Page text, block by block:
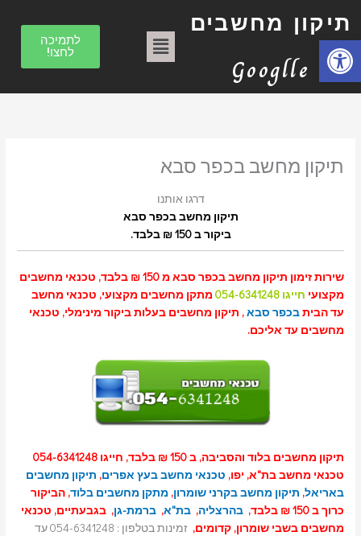
פתח סרגל נגישות
לתוכןתיקון מחשבים
Googlle
תפריט
לתמיכה
לחצו!
תיקון מחשב בכפר סבא
דרגו אותנו
תיקון מחשב בכפר סבא
ביקור ב 150 ₪ בלבד.
שירות זימון תיקון מחשב בכפר סבא מ 150 ₪ בלבד, טכנאי מחשבים
מקצועי חייגו 054-6341248
מתקן מחשבים מקצועי, טכנאי מחשב
עד הביתבכפר סבא, תיקון מחשבים בעלות ביקור מינימלי, טכנאי
מחשבים עד אליכם.
תיקון מחשבים בלוד והסביבה, ב 150 ₪ בלבד, חייגו 054-6341248
טכנאי מחשב בת"א, יפו, טכנאי מחשב בעץ אפרים, תיקון מחשבים
באריאל, תיקון מחשב בקרני שומרון, מתקן מחשבים בלוד, הביקור
כרוך ב 150 ₪ בלבד,
בהרצליה,בת"א,ברמת-גן, בגבעתיים, טכנאי
מחשבים בשבי שומרון, קדומים,
זמינות בטלפון : 054-6341248 עד
ט
ג
ו
ר
ת